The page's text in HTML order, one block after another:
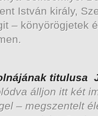
István király,
– könyörögjetek
titulusa
álljon itt két
– megszentelt